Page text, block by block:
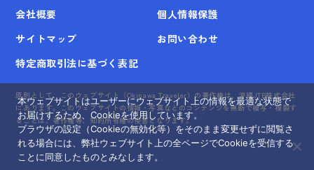
会社概要
個人情報保護
サイトマップ
お問い合わせ
特定商取引法に基づく表記
原則として、このウェブサイト（Okinawa Traveler）の著作権は、沖縄JTB株式会社
にあります。このウェブサイトの情報・写真などのコンテンツを無断で模写・複製す
ることは、著作権等、知的所有権の侵害となります。
本ウェブサイトはユーザーにウェブサイト上の情報を最適な状態で
お届けするため、Cookieを使用しています。
ブラウザの設定（Cookieの無効化等）をそのまま変更せずに閲覧さ
れる場合には、弊社ウェブサイト上の全ページでCookieを受信する
ことに同意したものとみなします。